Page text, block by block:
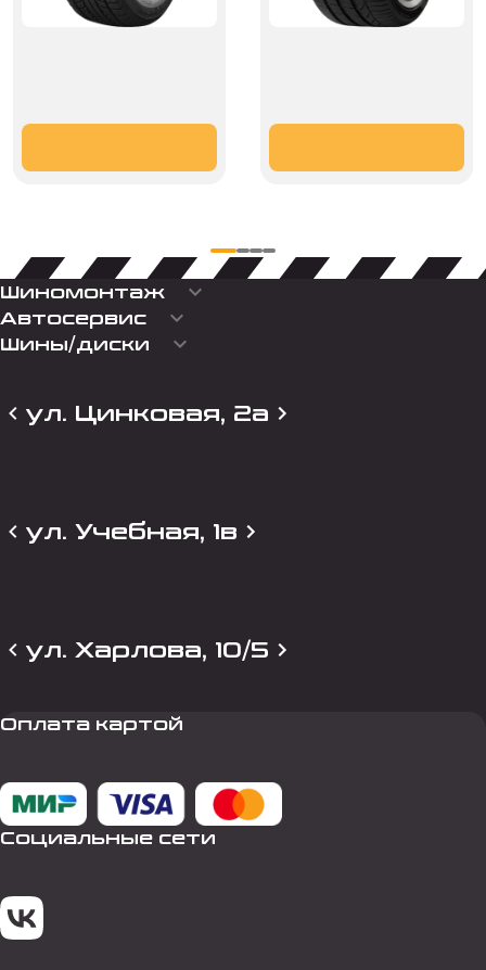
Шиномонтаж keyboard_arrow_down
Автосервис keyboard_arrow_down
Шины/диски keyboard_arrow_down
ул. Цинковая, 2а
ул. Учебная, 1в
ул. Харлова, 10/5
Оплата картой
Социальные сети